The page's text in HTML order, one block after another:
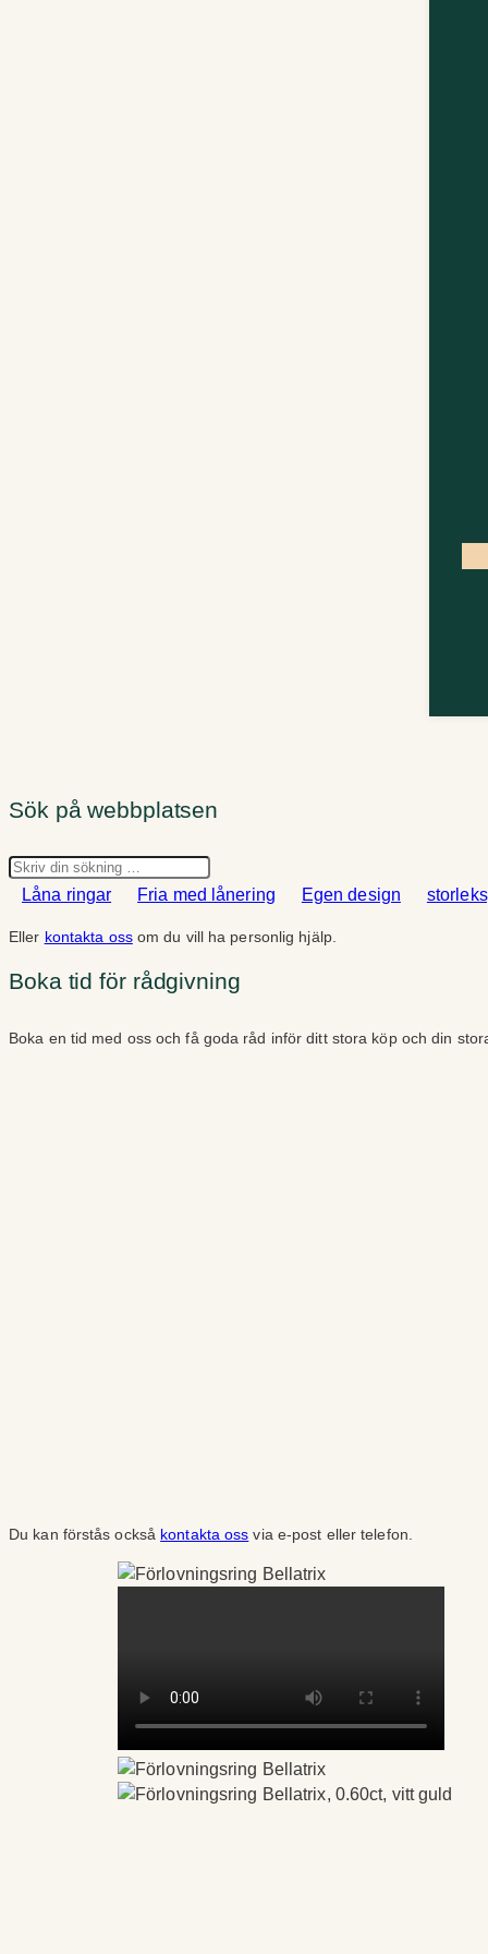
Sök på webbplatsen
Sök
Låna ringar
Fria med lånering Egen design
Eller kontakta ossom du vill ha personlig hjälp.
Boka tid för rådgivning
Boka en tid med oss och få goda råd inför ditt stora köp och din
Du kan förstås också kontakta oss via e-post eller telefon.